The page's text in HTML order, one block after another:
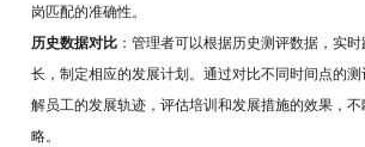
岗匹配的准确性。
历史数据对比 ：管理者可以根据历史测评数据，实
长，制定相应的发展计划。通过对比不同时间点的
解员工的发展轨迹，评估培训和发展措施的效果，
略。